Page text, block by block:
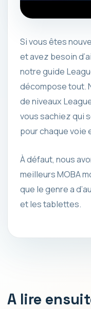
Si vous êtes
et avez besoin
notre guide
décompose tout.
de niveaux
vous sachiez qui
pour chaque voie
À défaut, nous
meilleurs MOBA
que le genre a
et les tablettes.
A lire